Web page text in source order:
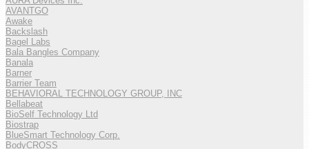
AVANTGO
Awake
Backslash
Bagel Labs
Bala Bangles Company
Banala
Barner
Barrier Team
BEHAVIORAL TECHNOLOGY GROUP, INC
Bellabeat
BioSelf Technology Ltd
Biostrap
BlueSmart Technology Corp.
BodyCROSS